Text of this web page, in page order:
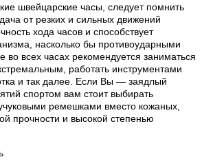
швейцарские часы, следует помнить
от резких и сильных движений
хода часов и способствует
насколько бы противоударными
всех часах рекомендуется заниматься
работать инструментами
и так далее. Если Вы — заядлый
спортом вам стоит выбирать
ремешками вместо кожаных,
прочности и высокой степенью